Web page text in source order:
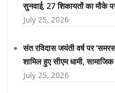
सुनवाई, 27 शिकायतों का मौके
July 25, 2026
संत रविदास जयंती वर्ष पर
शामिल हुए सीएम धामी,
July 25, 2026